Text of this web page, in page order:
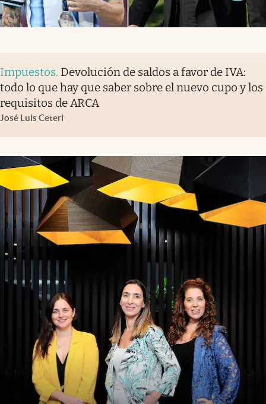
Impuestos. Devolución de saldos a favor de IVA:
todo lo que hay que saber sobre el nuevo cupo y los
requisitos de ARCA
José Luis Ceteri